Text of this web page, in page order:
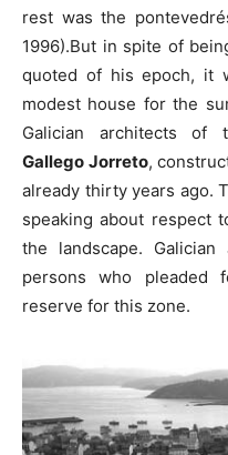
rest was the
1996).But in spite of
quoted of his epoch, it
modest house for the
Galician architects of
Gallego Jorreto,
already thirty years ago.
speaking about respect
the landscape.
persons who pleaded
reserve for this zone.